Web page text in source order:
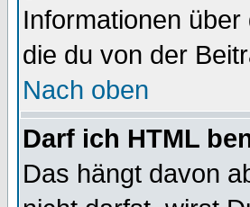
Informationen
die du von der
Nach oben
Darf ich HTML
Das hängt davon